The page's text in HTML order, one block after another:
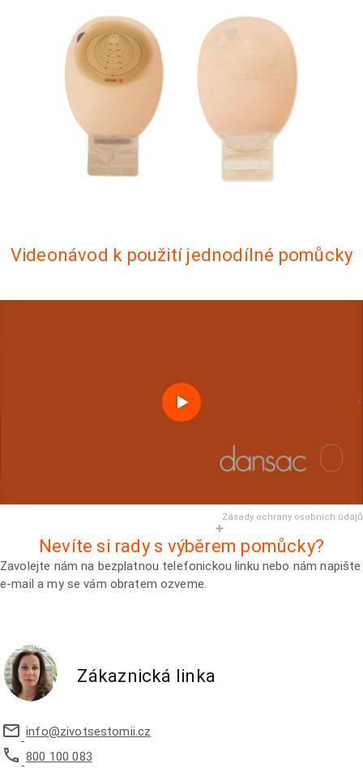
Videonávod k použití jednodílné pomůcky
Zásady ochrany osobních údajů
Nevíte si rady s výběrem pomůcky?
Zavolejte nám na bezplatnou telefonickou linku nebo nám napište
e-mail a my se vám obratem ozveme.
Zákaznická linka
info@zivotsestomii.cz
800 100 083